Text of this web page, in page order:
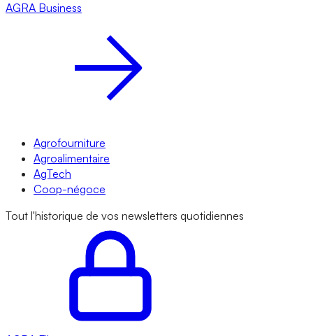
AGRA Business
Agrofourniture
Agroalimentaire
AgTech
Coop-négoce
Tout l'historique de vos newsletters quotidiennes